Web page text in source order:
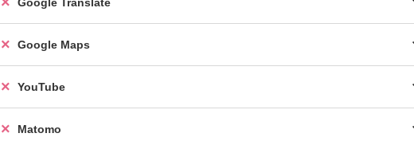
Hauptnavigation
Startseite
Volkshochschule
Google Maps
YouTube
Matomo